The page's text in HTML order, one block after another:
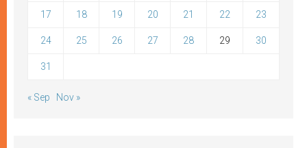
17 18 19 20 21 22 23
24 25 26 27 28 29 30
31
« Sep Nov »